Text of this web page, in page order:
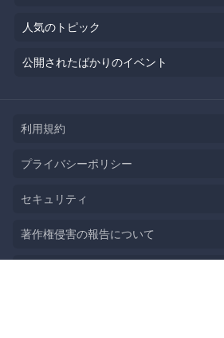
人気のトピック
公開されたばかりのイベント
利用規約
プライバシーポリシー
セキュリティ
著作権侵害の報告について